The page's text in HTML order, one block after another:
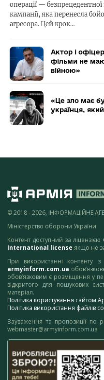
операції —
кампанії, яка перенесла
агресора. Цей крок…
Актор і
фільми не
війною»
«Це зло має
українця,
© 2018 - 2026, ІНФОРМАЦІЙНЕ
Міністерство оборони України
Контент доступний за ліцензією
International license якщо не
При використанні контенту
armyinform.com.ua
обов’язковим є розміщення у
відкритого для пошукових
матеріал.
Політика користування сайтом
Політика використання файлів
Зауваження та пропозиції по
webmaster@armyinform.com.ua